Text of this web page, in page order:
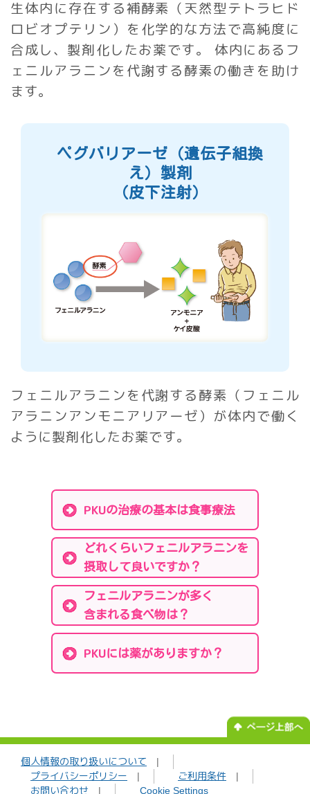
生体内に存在する補酵素（天然型テトラヒド
ロビオプテリン）を化学的な方法で高純度に
合成し、製剤化したお薬です。 体内にあるフ
ェニルアラニンを代謝する酵素の働きを助け
ます。
ペグバリアーゼ（遺伝子組換
え）製剤
（皮下注射）
フェニルアラニンを代謝する酵素（フェニル
アラニンアンモニアリアーゼ）が体内で働く
ように製剤化したお薬です。
PKUの治療の基本は食事療法
どれくらいフェニルアラニンを
摂取して良いですか？
フェニルアラニンが多く
含まれる食べ物は？
PKUには薬がありますか？
個人情報の取り扱いについて |
プライバシーポリシー | ご利用条件 |
お問い合わせ | Cookie Settings